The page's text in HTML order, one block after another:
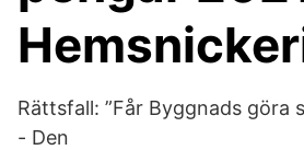
Rättsfall: ”Får Byggnads göra
- Den